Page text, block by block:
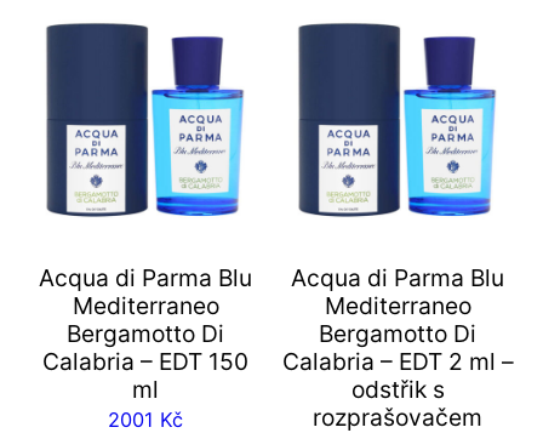
Acqua di Parma Blu
Mediterraneo
Bergamotto Di
Calabria – EDT 150
ml
2001 Kč
Acqua di Parma Blu
Mediterraneo
Bergamotto Di
Calabria – EDT 2 ml –
odstřik s
rozprašovačem